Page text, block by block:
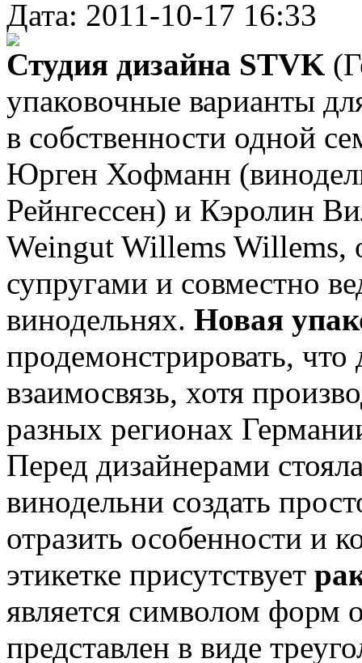
Дата: 2011-10-17 16:33
Студия дизайна STVK
упаковочные варианты
в собственности одной
Юрген Хофманн
Рейнгессен) и Кэролин
Weingut Willems Willems,
супругами и совместно
винодельнях. Новая
продемонстрировать,
взаимосвязь, хотя
разных регионах
Перед дизайнерами
винодельни создать
отразить особенности и
этикетке присутствует
является символом форм
представлен в виде